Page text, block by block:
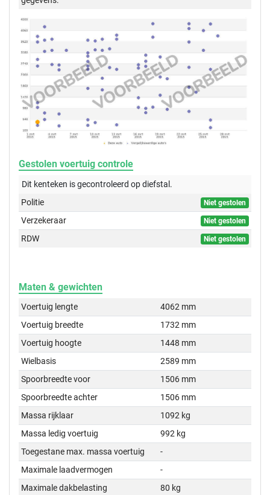
Gestolen voertuig controle
Dit kenteken is gecontroleerd opdiefstal.
Politie
Niet gestolen
Verzekeraar Niet gestolen
RDW Niet gestolen
Maten & gewichten
Voertuig lengte
4062 mm
Voertuig breedte
1732 mm
Voertuig hoogte
1448 mm
Wielbasis
2589 mm
Spoorbreedte voor
1506 mm
Spoorbreedte achter
1506 mm
Massa rijklaar
1092 kg
Massa ledig voertuig
992 kg
Toegestane max. massa voertuig
-
Maximale laadvermogen
-
Maximale dakbelasting
80 kg